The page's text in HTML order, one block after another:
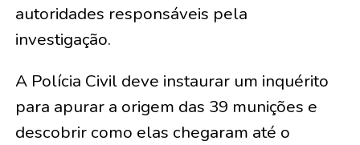
autoridades responsáveis pela
investigação.
A Polícia Civil deve instaurar um inquérito
para apurar a origem das 39 munições e
descobrir como elas chegaram até o